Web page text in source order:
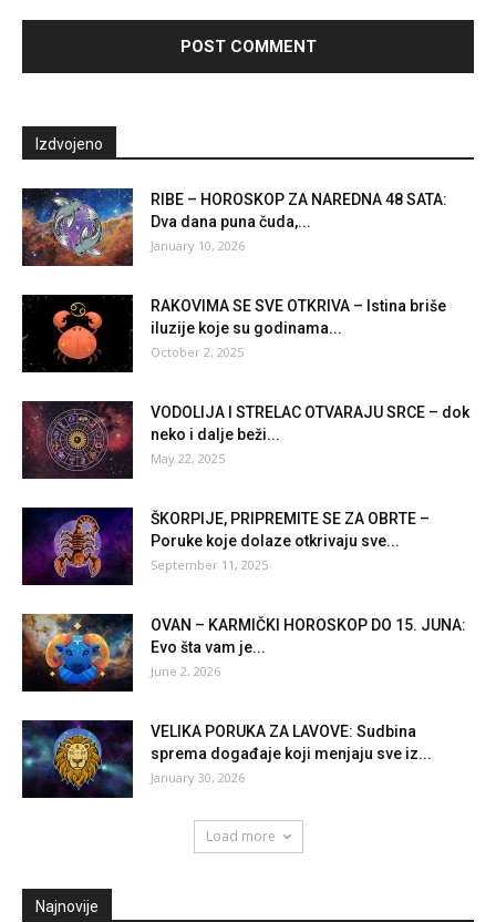
Izdvojeno
RIBE – HOROSKOP ZA NAREDNA 48 SATA:
Dva dana puna čuda,...
January 10, 2026
RAKOVIMA SE SVE OTKRIVA – Istina briše
iluzije koje su godinama...
October 2, 2025
VODOLIJA I STRELAC OTVARAJU SRCE – dok
neko i dalje beži...
May 22, 2025
ŠKORPIJE, PRIPREMITE SE ZA OBRTE –
Poruke koje dolaze otkrivaju sve...
September 11, 2025
OVAN – KARMIČKI HOROSKOP DO 15. JUNA:
Evo šta vam je...
June 2, 2026
VELIKA PORUKA ZA LAVOVE: Sudbina
sprema događaje koji menjaju sve iz...
January 30, 2026
Load more
Najnovije